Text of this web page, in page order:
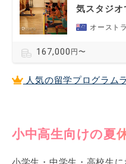
気スタジ
オースト
167,000 円〜
人気の留学プログラム
小中高生向けの夏